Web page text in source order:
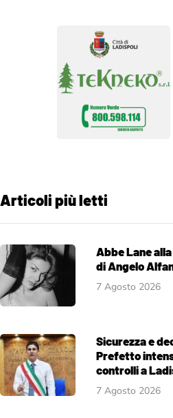
Articoli più letti
Abbe Lane
di Angelo
7 Agosto 2026
Sicurezza e
Prefetto
controlli a
7 Agosto 2026